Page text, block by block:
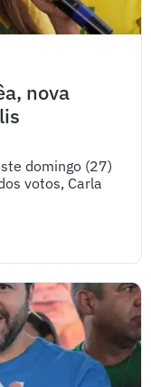
nova
domingo (27)
votos, Carla